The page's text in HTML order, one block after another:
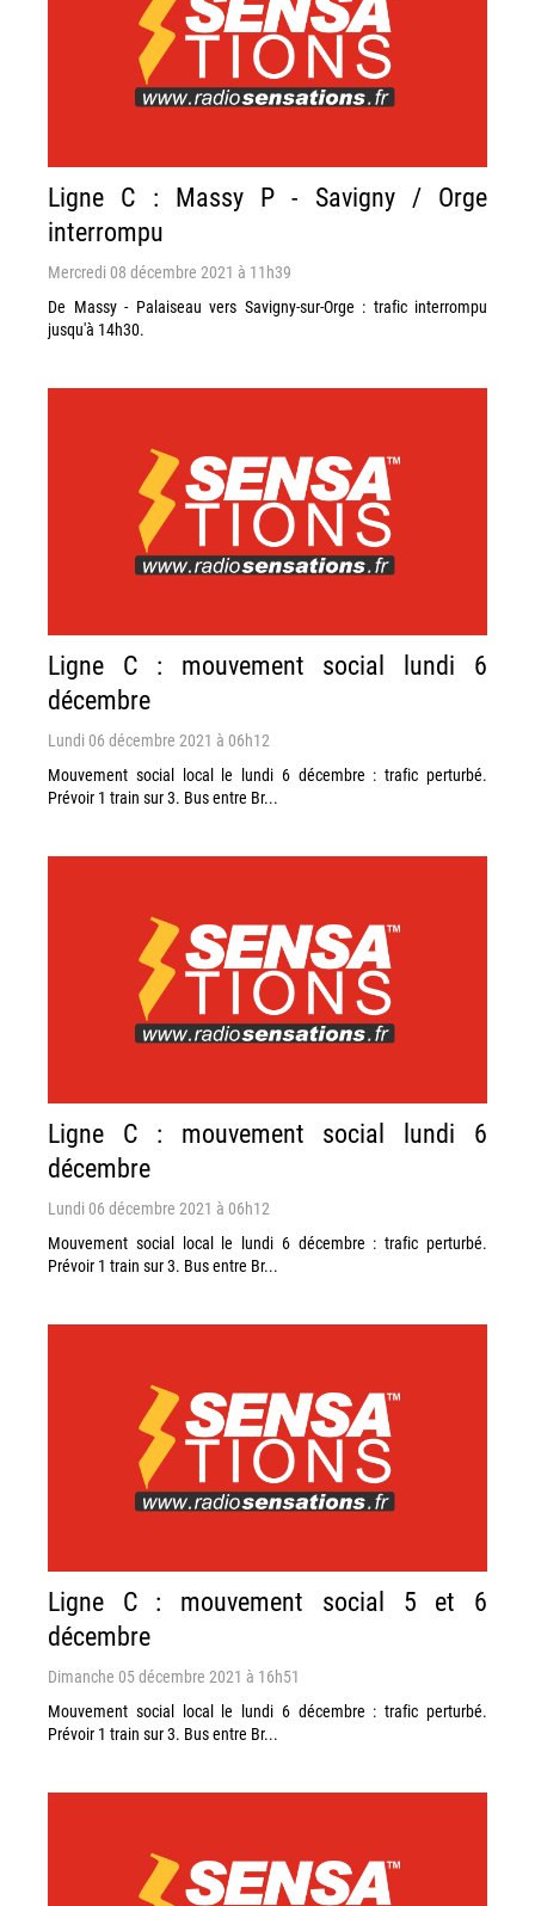
Ligne C : Massy P - Savigny / Orge
interrompu
Mercredi 08 décembre 2021 à 11h39
De Massy - Palaiseau vers Savigny-sur-Orge : trafic interrompu
jusqu'à 14h30.
Ligne C : mouvement social lundi 6
décembre
Lundi 06 décembre 2021 à 06h12
Mouvement social local le lundi 6 décembre : trafic perturbé.
Prévoir 1 train sur 3. Bus entre Br...
Ligne C : mouvement social lundi 6
décembre
Lundi 06 décembre 2021 à 06h12
Mouvement social local le lundi 6 décembre : trafic perturbé.
Prévoir 1 train sur 3. Bus entre Br...
Ligne C : mouvement social 5 et 6
décembre
Dimanche 05 décembre 2021 à 16h51
Mouvement social local le lundi 6 décembre : trafic perturbé.
Prévoir 1 train sur 3. Bus entre Br...